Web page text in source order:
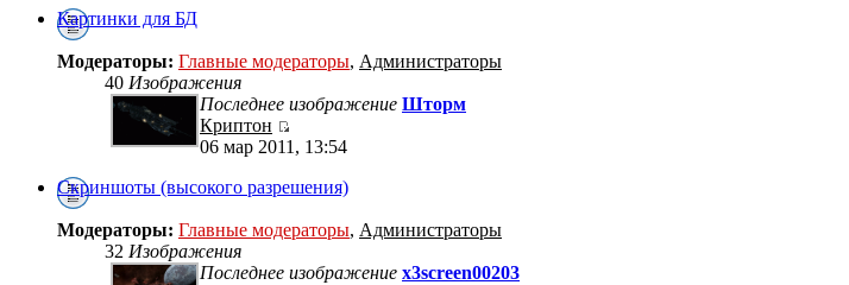
Картинки для БД
Модераторы: Главные модераторы, Администраторы
40 Изображения
Последнее изображение Шторм
Криптон
06 мар 2011, 13:54
Скриншоты (высокого разрешения)
Модераторы: Главные модераторы, Администраторы
32 Изображения
Последнее изображение x3screen00203